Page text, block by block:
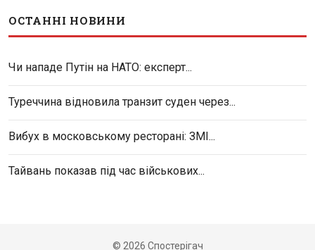
ОСТАННІ НОВИНИ
Чи нападе Путін на НАТО: експерт...
Туреччина відновила транзит суден через...
Вибух в московському ресторані: ЗМІ...
Тайвань показав під час військових...
© 2026 Спостерігач